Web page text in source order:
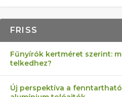
FRISS
Fűnyírók kertméret szerint:
telkedhez?
Új perspektíva a